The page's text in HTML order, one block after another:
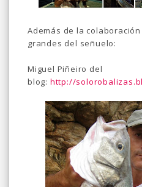
Además de la
grandes del señuelo:
Miguel Piñeiro del
blog: http://